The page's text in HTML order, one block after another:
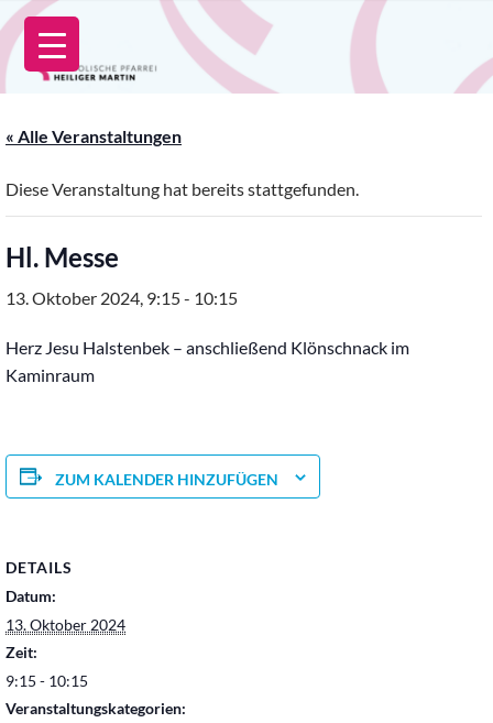
Zum
Inhalt
springen
« Alle Veranstaltungen
Diese Veranstaltung hat bereits stattgefunden.
Hl. Messe
13. Oktober 2024, 9:15- 10:15
Herz Jesu Halstenbek – anschließend Klönschnack im
Kaminraum
ZUM KALENDER HINZUFÜGEN
DETAILS
Datum:
13. Oktober 2024
Zeit:
9:15 - 10:15
Veranstaltungskategorien: